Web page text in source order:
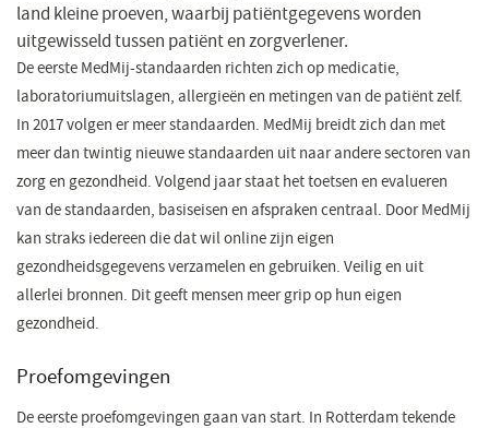
land kleine proeven, waarbij patiëntgegevens worden
uitgewisseld tussen patiënt en zorgverlener.
De eerste MedMij-standaarden richten zich op medicatie,
laboratoriumuitslagen, allergieën en metingen van de patiënt zelf.
In 2017 volgen er meer standaarden. MedMij breidt zich dan met
meer dan twintig nieuwe standaarden uit naar andere sectoren van
zorg en gezondheid. Volgend jaar staat het toetsen en evalueren
van de standaarden, basiseisen en afspraken centraal. Door MedMij
kan straks iedereen die dat wil online zijn eigen
gezondheidsgegevens verzamelen en gebruiken. Veilig en uit
allerlei bronnen. Dit geeft mensen meer grip op hun eigen
gezondheid.
Proefomgevingen
De eerste proefomgevingen gaan van start. In Rotterdam tekende